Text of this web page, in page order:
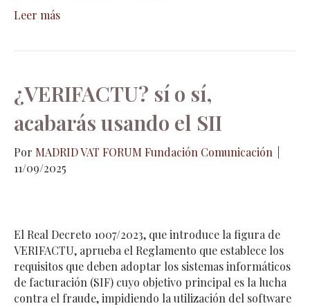
Leer más
¿VERIFACTU? sí o sí,
acabarás usando el SII
Por MADRID VAT FORUM Fundación Comunicación
11/09/2025
El Real Decreto 1007/2023, que introduce la figura de
VERIFACTU, aprueba el Reglamento que establece los
requisitos que deben adoptar los sistemas informáticos
de facturación (SIF) cuyo objetivo principal es la lucha
contra el fraude, impidiendo la utilización del software